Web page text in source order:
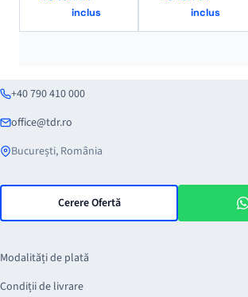
inclus
inclus
+40 790 410 000
office@tdr.ro
București, România
Cerere Ofertă
Modalități de plată
Condiții de livrare